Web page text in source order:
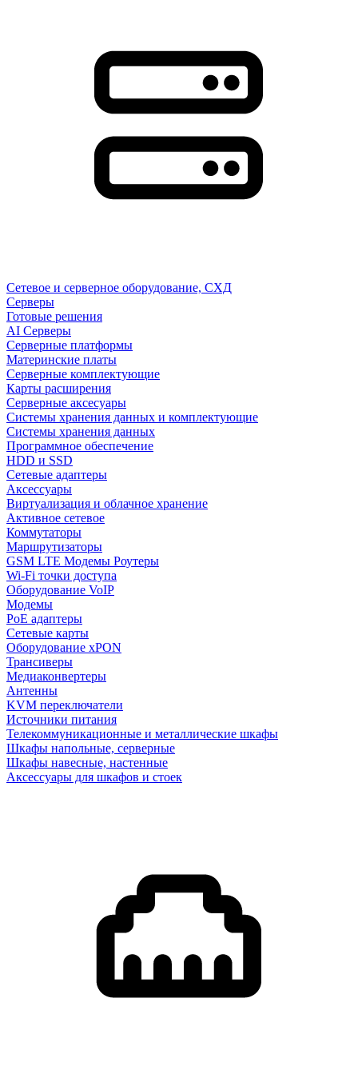
Сетевое и серверное оборудование, СХД
Cерверы
Готовые решения
AI Серверы
Серверные платформы
Материнские платы
Серверные комплектующие
Карты расширения
Серверные аксесуары
Системы хранения данных и комплектующие
Системы хранения данных
Программное обеспечение
HDD и SSD
Сетевые адаптеры
Аксессуары
Виртуализация и облачное хранение
Активное сетевое
Коммутаторы
Маршрутизаторы
GSM LTE Модемы Роутеры
Wi-Fi точки доступа
Оборудование VoIP
Модемы
PoE адаптеры
Сетевые карты
Оборудование xPON
Трансиверы
Медиаконвертеры
Антенны
KVM переключатели
Источники питания
Телекоммуникационные и металлические шкафы
Шкафы напольные, серверные
Шкафы навесные, настенные
Аксессуары для шкафов и стоек